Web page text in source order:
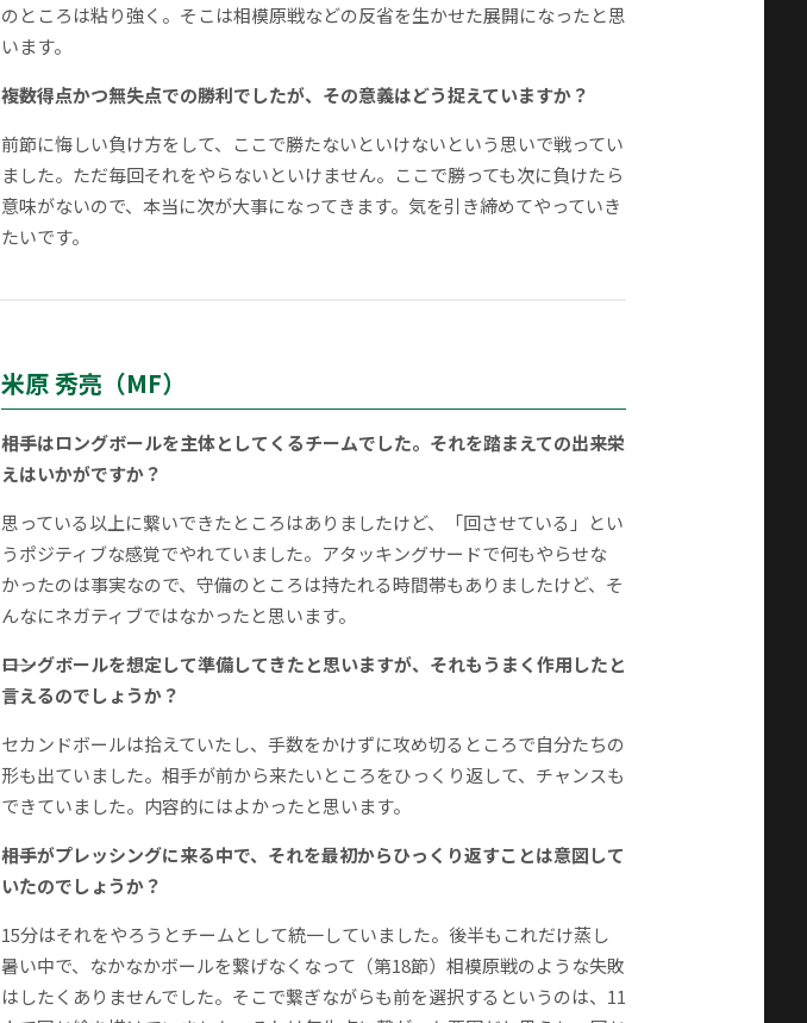
のところは粘り強く。そこは相模原戦などの反省を生かせた展開になったと思
います。
――複数得点かつ無失点での勝利でしたが、その意義はどう捉えていますか？
前節に悔しい負け方をして、ここで勝たないといけないという思いで戦ってい
ました。ただ毎回それをやらないといけません。ここで勝っても次に負けたら
意味がないので、本当に次が大事になってきます。気を引き締めてやっていき
たいです。
米原 秀亮（MF）
――相手はロングボールを主体としてくるチームでした。それを踏まえての出来栄
えはいかがですか？
思っている以上に繋いできたところはありましたけど、「回させている」とい
うポジティブな感覚でやれていました。アタッキングサードで何もやらせな
かったのは事実なので、守備のところは持たれる時間帯もありましたけど、そ
んなにネガティブではなかったと思います。
――ロングボールを想定して準備してきたと思いますが、それもうまく作用したと
言えるのでしょうか？
セカンドボールは拾えていたし、手数をかけずに攻め切るところで自分たちの
形も出ていました。相手が前から来たいところをひっくり返して、チャンスも
できていました。内容的にはよかったと思います。
――相手がプレッシングに来る中で、それを最初からひっくり返すことは意図して
いたのでしょうか？
15分はそれをやろうとチームとして統一していました。後半もこれだけ蒸し
暑い中で、なかなかボールを繋げなくなって（第18節）相模原戦のような失敗
はしたくありませんでした。そこで繋ぎながらも前を選択するというのは、11